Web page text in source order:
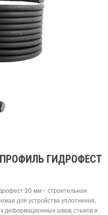
ГИДРОФЕСТ
20 мм - строительная
для устройства уплотнения,
деформационных швов, стыков и